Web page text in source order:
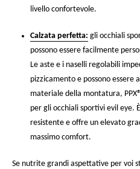
livello confortevole.
Calzata perfetta: gli occhiali
possono essere facilmente
Le aste e i naselli regolabili
pizzicamento e possono
materiale della montatura,
per gli occhiali sportivi evil eye.
resistente e offre un elevato
massimo comfort.
Se nutrite grandi aspettative per voi